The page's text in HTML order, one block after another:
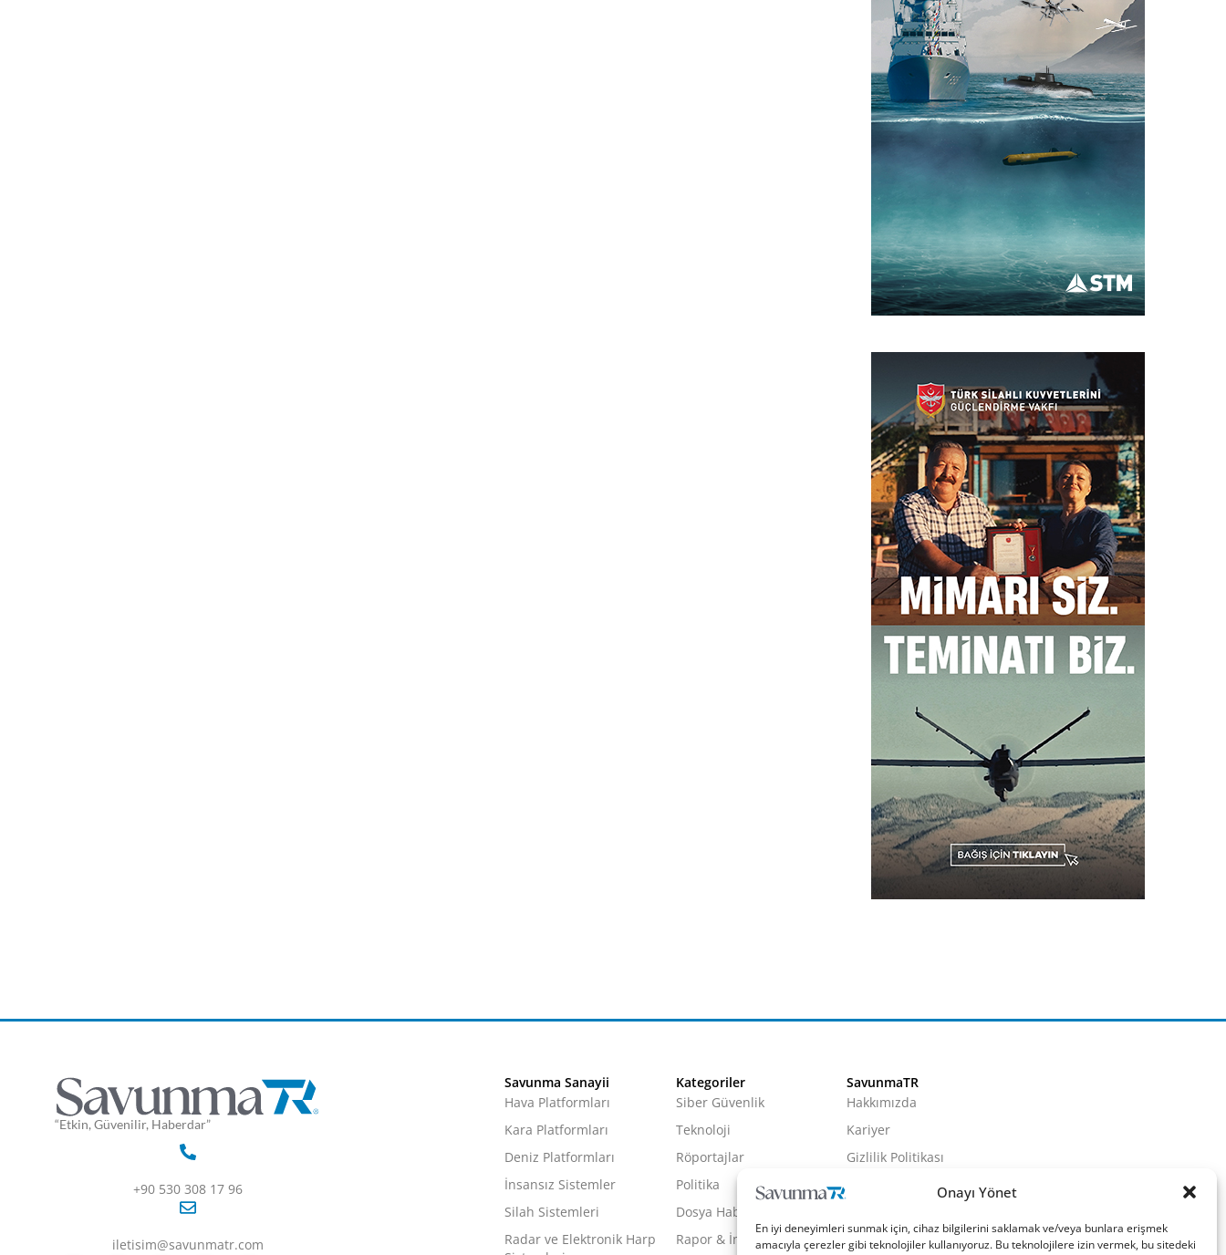
Onayı Yönet
En iyi deneyimleri sunmak için, cihaz bilgilerini saklamak ve/veya bunlara erişmek
amacıyla çerezler gibi teknolojiler kullanıyoruz. Bu teknolojilere izin vermek, bu sitedeki
“Etkin, Güvenilir, Haberdar”
+90 530 308 17 96
iletisim@savunmatr.com
Savunma Sanayii
Hava Platformları
Kara Platformları
Deniz Platformları
İnsansız Sistemler
Silah Sistemleri
Radar ve Elektronik Harp
Kategoriler
Siber Güvenlik
Teknoloji
Röportajlar
Politika
Dosya Haber
Rapor & İnfografik
SavunmaTR
Hakkımızda
Kariyer
Gizlilik Politikası